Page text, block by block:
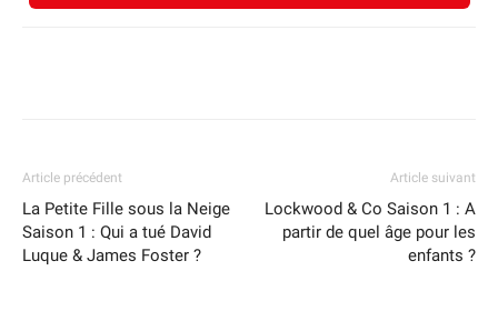
Article précédent
La Petite Fille sous la Neige
Saison 1 : Qui a tué David
Luque & James Foster ?
Article suivant
Lockwood & Co Saison 1 : A
partir de quel âge pour les
enfants ?